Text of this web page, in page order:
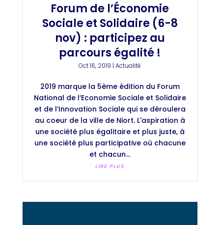
Forum de l’Économie
Sociale et Solidaire (6-8
nov) : participez au
parcours égalité !
Oct 16, 2019 |Actualité
2019 marque la 5ème édition du Forum
National de l’Economie Sociale et Solidaire
et de l’Innovation Sociale qui se déroulera
au coeur de la ville de Niort. L'aspiration à
une société plus égalitaire et plus juste, à
une société plus participative où chacune
et chacun...
LIRE PLUS